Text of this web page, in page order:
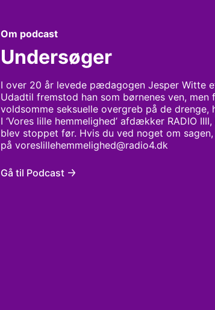
Om podcast
Undersøger
I over 20 år levede pædagogen Jesper Witte
Udadtil fremstod han som børnenes ven,
voldsomme seksuelle overgreb på de drenge,
I ‘Vores lille hemmelighed’ afdækker RADIO
blev stoppet før. Hvis du ved noget om
på voreslillehemmelighed@radio4.dk
Gå til Podcast